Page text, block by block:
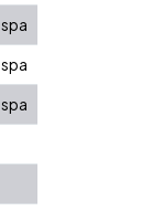
spa
spa
spa